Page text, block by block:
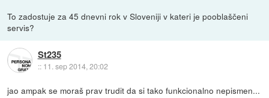
To zadostuje za 45 dnevni rok v Sloveniji v kateri je pooblaščeni
servis?
St235
:: 11. sep 2014, 20:02
jao ampak se moraš prav trudit da si tako funkcionalno nepismen...